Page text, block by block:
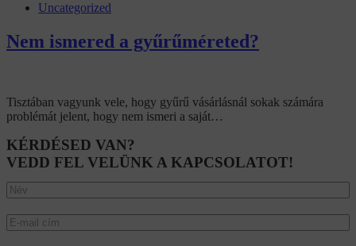
Uncategorized
Nem ismered a gyűrűméreted?
Tisztában vagyunk vele, hogy gyűrű vásárlásnál sokak számára
problémát jelent, hogy nem ismeri a saját…
KÉRDÉSED VAN?
VEDD FEL VELÜNK A KAPCSOLATOT!